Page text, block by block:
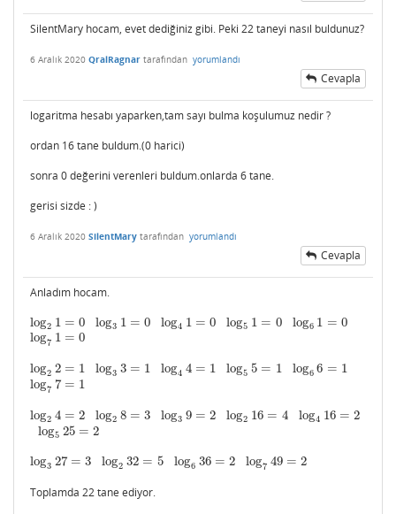
SilentMary hocam, evet dediğiniz gibi. Peki 22 taneyi nasıl buldunuz?
6 Aralık 2020 QralRagnar tarafından yorumlandı
Cevapla
logaritma hesabı yaparken,tam sayı bulma koşulumuz nedir ?
ordan 16 tane buldum.(0 harici)
sonra 0 değerini verenleri buldum.onlarda 6 tane.
gerisi sizde : )
6 Aralık 2020 SilentMary tarafından yorumlandı
Cevapla
Anladım hocam.
log2 1 = 0
log2 1= 0 log3 1 = 0
log3 1= 0 log4 1 = 0
log4 1= 0 log5 1 = 0
log5 1= 0 log6 1 = 0
log61= 0
log7 1 = 0
log7 1= 0
log2 2 = 1
log2 2= 1 log3 3 = 1
log3 3= 1 log4 4 = 1
log4 4= 1 log5 5 = 1
log5 5= 1 log6 6 = 1
log66= 1
log7 7 = 1
log7 7= 1
log2 4 = 2
log2 4= 2 log2 8 = 3
log2 8= 3 log3 9 = 2
log3 9= 2 log2 16 = 4
log2 16= 4 log4 16 = 2
log4 16= 2
log5 25 = 2
log5 25= 2
log3 27 = 3
log3 27= 3 log2 32 = 5
log2 32= 5 log6 36 = 2
log636= 2 log7 49 = 2
log7 49= 2
Toplamda 22 tane ediyor.